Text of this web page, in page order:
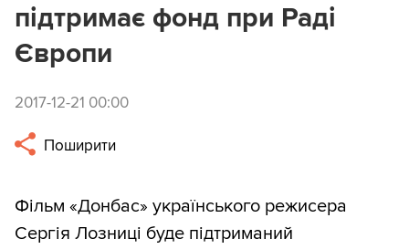
підтримає фонд при Раді
Європи
2017-12-21 00:00
Поширити
Фільм «Донбас» українського режисера
Сергія Лозниці буде підтриманий